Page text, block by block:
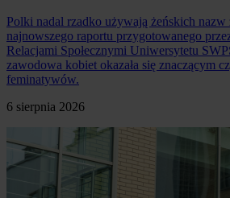
Polki nadal rzadko używają żeńskich
najnowszego raportu przygotowanego
Relacjami Społecznymi Uniwersytetu
zawodowa kobiet okazała się znaczącym
feminatywów.
6 sierpnia 2026